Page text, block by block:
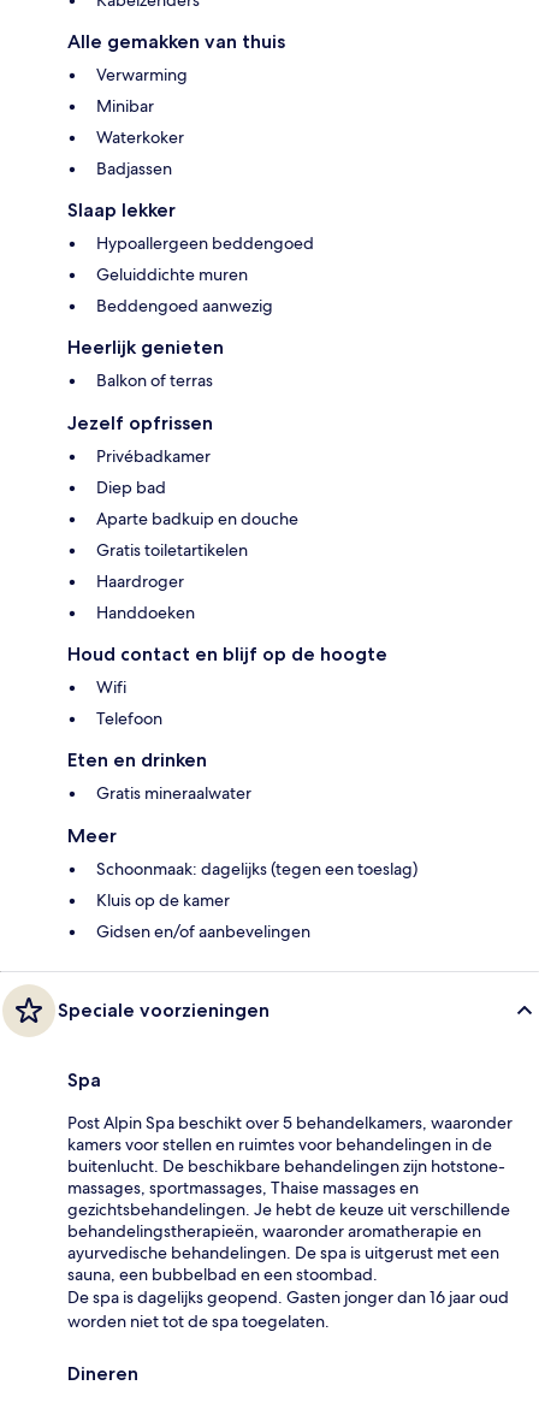
Alle gemakken van thuis
Verwarming
Minibar
Waterkoker
Badjassen
Slaap lekker
Hypoallergeen beddengoed
Geluiddichte muren
Beddengoed aanwezig
Heerlijk genieten
Balkon of terras
Jezelf opfrissen
Privébadkamer
Diep bad
Aparte badkuip en douche
Gratis toiletartikelen
Haardroger
Handdoeken
Houd contact en blijf op de hoogte
Wifi
Telefoon
Eten en drinken
Gratis mineraalwater
Meer
Schoonmaak: dagelijks (tegen een toeslag)
Kluis op de kamer
Gidsen en/of aanbevelingen
Speciale voorzieningen
Spa
Post Alpin Spa beschikt over 5 behandelkamers, waaronder
kamers voor stellen en ruimtes voor behandelingen in de
buitenlucht. De beschikbare behandelingen zijn hotstone-
massages, sportmassages, Thaise massages en
gezichtsbehandelingen. Je hebt de keuze uit verschillende
behandelingstherapieën, waaronder aromatherapie en
ayurvedische behandelingen. De spa is uitgerust met een
sauna, een bubbelbad en een stoombad.
De spa is dagelijks geopend. Gasten jonger dan 16 jaar oud
worden niet tot de spa toegelaten.
Dineren